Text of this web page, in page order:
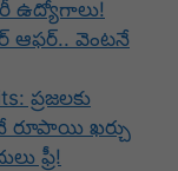
ఉద్యోగాలు!
ఆఫర్.. వెంటనే
ప్రజలకు
రూపాయి ఖర్చు
ఫ్రీ!